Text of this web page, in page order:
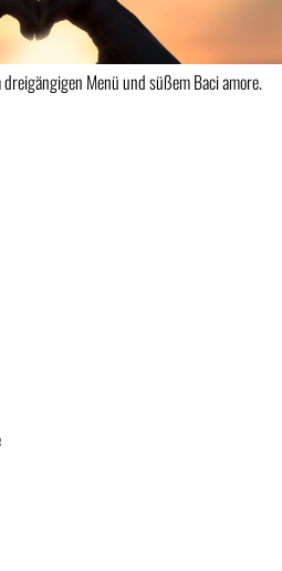
Menü und süßem Baci amore.